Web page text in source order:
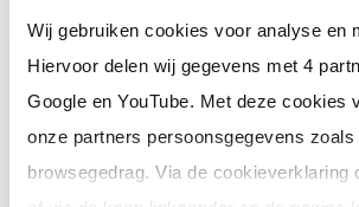
Wij gebruiken cookies voor analyse en
Hiervoor delen wij gegevens met 4
Google en YouTube. Met deze cookies
onze partners persoonsgegevens
browsegedrag. Via de cookieverklaring
Ik ben een interim,
freelance of ZZP
professional (of ik
loondienst)
Je schrijft je in door jouw